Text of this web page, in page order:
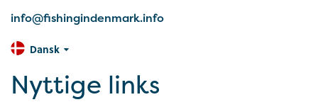
info@fishingindenmark.info
Dansk
Nyttige links